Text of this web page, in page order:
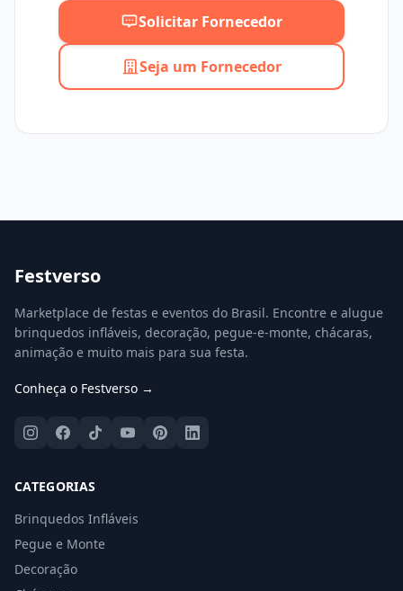
Solicitar Fornecedor
Seja um Fornecedor
Festverso
Marketplace de festas e eventos do Brasil. Encontre e alugue
brinquedos infláveis, decoração, pegue-e-monte, chácaras,
animação e muito mais para sua festa.
Conheça o Festverso →
CATEGORIAS
Brinquedos Infláveis
Pegue e Monte
Decoração